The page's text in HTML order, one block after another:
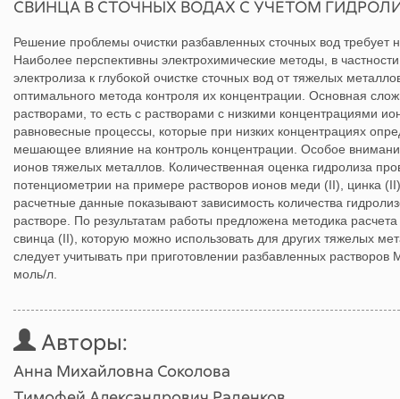
СВИНЦА В СТОЧНЫХ ВОДАХ С УЧЕТОМ
Решение проблемы очистки разбавленных сточных вод требует
Наиболее перспективны электрохимические методы, в
электролиза к глубокой очистке сточных вод от тяжелых
оптимального метода контроля их концентрации. Основная
растворами, то есть с растворами с низкими концентрациями
равновесные процессы, которые при низких концентрациях
мешающее влияние на контроль концентрации. Особое
ионов тяжелых металлов. Количественная оценка гидролиза
потенциометрии на примере растворов ионов меди (II), цинка
расчетные данные показывают зависимость количества
растворе. По результатам работы предложена методика
свинца (II), которую можно использовать для других тяжелых
следует учитывать при приготовлении разбавленных
моль/л.
Авторы:
Анна Михайловна Соколова